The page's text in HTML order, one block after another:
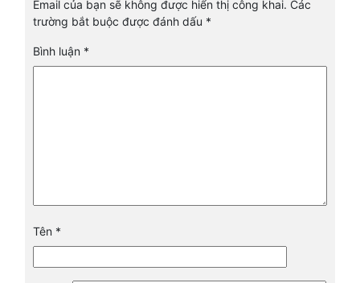
Email của bạn sẽ không được hiển thị công khai. Các
trường bắt buộc được đánh dấu *
Bình luận *
Tên *